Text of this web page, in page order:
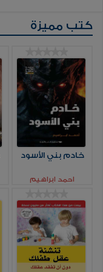
كتب مميزة
خادم بني الأسود
احمد ابراهيم